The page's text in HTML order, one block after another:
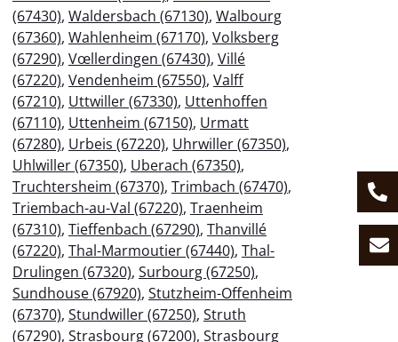
(67430), Waldersbach (67130), Walbourg
(67360), Wahlenheim (67170), Volksberg
(67290), Vœllerdingen (67430), Villé
(67220), Vendenheim (67550), Valff
(67210), Uttwiller (67330), Uttenhoffen
(67110), Uttenheim (67150), Urmatt
(67280), Urbeis (67220), Uhrwiller (67350),
Uhlwiller (67350), Uberach (67350),
Truchtersheim (67370), Trimbach (67470),
Triembach-au-Val (67220), Traenheim
(67310), Tieffenbach (67290), Thanvillé
(67220), Thal-Marmoutier (67440), Thal-
Drulingen (67320), Surbourg (67250),
Sundhouse (67920), Stutzheim-Offenheim
(67370), Stundwiller (67250), Struth
(67290), Strasbourg (67200), Strasbourg